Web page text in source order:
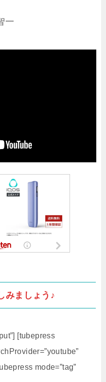
一
みましょう♪
[tubepress
mode=”tag”